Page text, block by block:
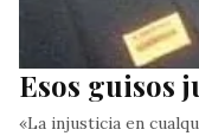
Esos guisos
«La injusticia en